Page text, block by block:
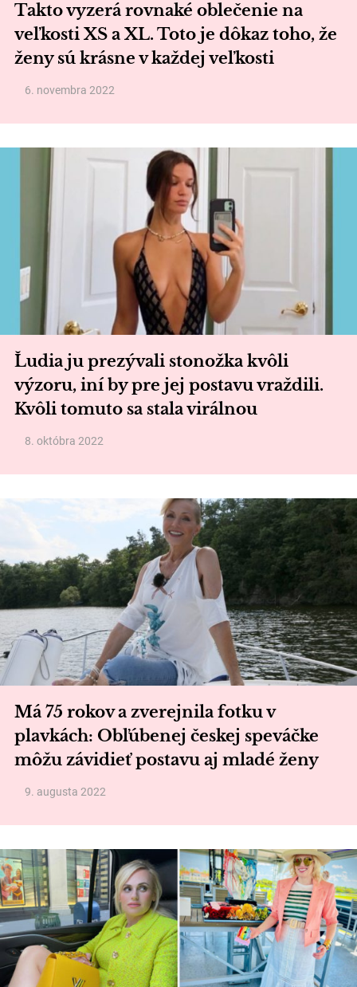
Takto vyzerá rovnaké oblečenie na
veľkosti XS a XL. Toto je dôkaz toho, že
ženy sú krásne v každej veľkosti
6. novembra 2022
Ľudia ju prezývali stonožka kvôli
výzoru, iní by pre jej postavu vraždili.
Kvôli tomuto sa stala virálnou
8. októbra 2022
Má 75 rokov a zverejnila fotku v
plavkách: Obľúbenej českej speváčke
môžu závidieť postavu aj mladé ženy
9. augusta 2022